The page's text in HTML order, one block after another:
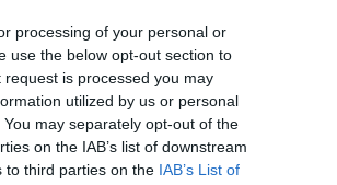
processing of your personal or
use the below opt-out section to
is processed you may
utilized by us or personal
may separately opt-out of the
on the IAB’s list of downstream
to third parties on the IAB’s List of
amit
is van
tudok,
a pánik.